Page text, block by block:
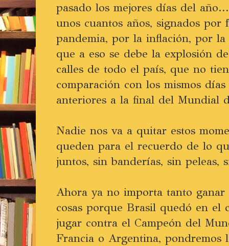
pasado los mejores días del
unos cuantos años, signados por
pandemia, por la inflación, por
que a eso se debe la explosión
calles de todo el país, que no
comparación con los mismos
anteriores a la final del Mundial
Nadie nos va a quitar estos
queden para el recuerdo de lo
juntos, sin banderías, sin peleas,
Ahora ya no importa tanto
cosas porque Brasil quedó en el
jugar contra el Campeón del
Francia o Argentina, pondremos